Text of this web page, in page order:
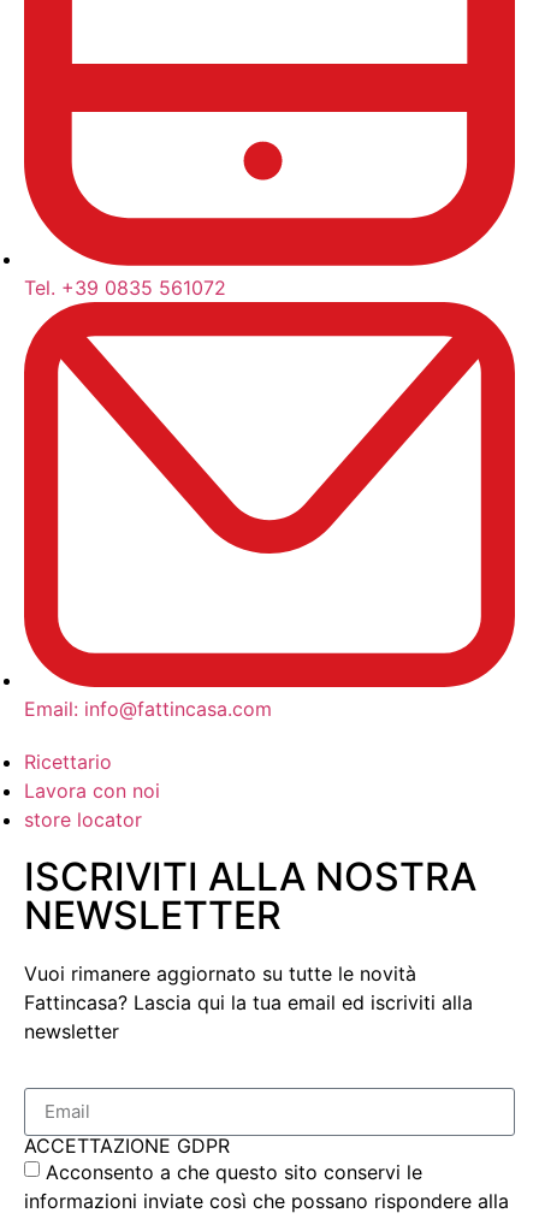
Tel. +39 0835 561072
Email: info@fattincasa.com
Ricettario
Lavora con noi
store locator
ISCRIVITI ALLA NOSTRA
NEWSLETTER
Vuoi rimanere aggiornato su tutte le novità
Fattincasa? Lascia qui la tua email ed iscriviti alla
newsletter
ACCETTAZIONE GDPR
Acconsento a che questo sito conservi le
informazioni inviate così che possano rispondere alla